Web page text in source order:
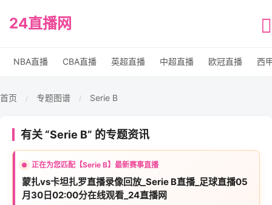
24直播网
NBA直播 CBA直播 英超直播 中超直播 欧冠直播 西
首页 / 专题图谱 / Serie B
有关 “Serie B” 的专题资讯
正在为您匹配【Serie B】最新赛事直播
蒙扎vs卡坦扎罗直播录像回放_Serie B直播_足球直播05
月30日02:00分在线观看_24直播网